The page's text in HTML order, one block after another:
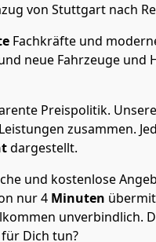
von Stuttgart nach
Fachkräfte und
neue Fahrzeuge und
Preispolitik.
zusammen.
dargestellt.
und kostenlose
nur4 Minuten
unverbindlich.
Dich tun?